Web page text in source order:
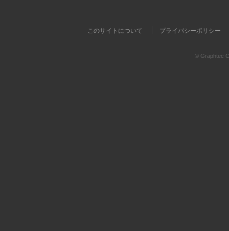
このサイトについて プライバシーポリシー
© Graphtec